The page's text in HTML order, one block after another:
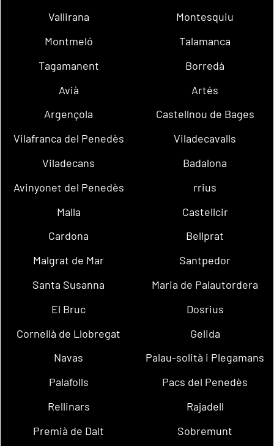
Vallirana
Montesquiu
Montmeló
Talamanca
Tagamanent
Borredà
Avià
Artés
Argençola
Castellnou de Bages
Vilafranca del Penedès
Viladecavalls
Viladecans
Badalona
Avinyonet del Penedès
rrius
Malla
Castellcir
Cardona
Bellprat
Malgrat de Mar
Santpedor
Santa Susanna
Maria de Palautordera
El Bruc
Dosrius
Cornellà de Llobregat
Gelida
Navas
Palau-solità i Plegamans
Palafolls
Pacs del Penedès
Rellinars
Rajadell
Premià de Dalt
Sobremunt